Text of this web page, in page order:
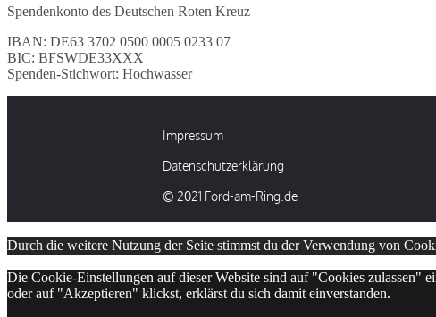
Spendenkonto des Deutschen Roten Kreuz
IBAN: DE63 3702 0500 0005 0233 07
BIC: BFSWDE33XXX
Spenden-Stichwort: Hochwasser
Impressum
Datenschutzerklärung
© 2021 Ford-am-Ring.de
Durch die weitere Nutzung der Seite stimmst du der Verwendung von
Die Cookie-Einstellungen auf dieser Website sind auf "Cookies zulassen"
oder auf "Akzeptieren" klickst, erklärst du sich damit einverstanden.